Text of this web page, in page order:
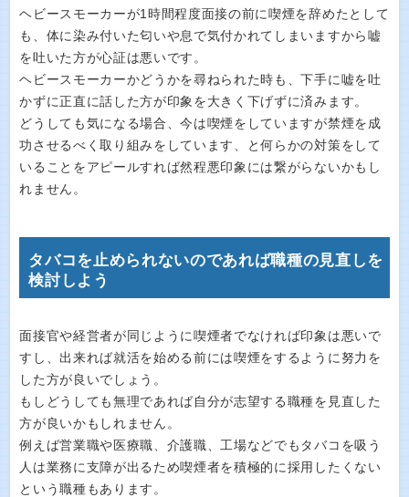
ヘビースモーカーが1時間程度面接の前に喫煙を辞めたとして
も、体に染み付いた匂いや息で気付かれてしまいますから嘘
を吐いた方が心証は悪いです。
ヘビースモーカーかどうかを尋ねられた時も、下手に嘘を吐
かずに正直に話した方が印象を大きく下げずに済みます。
どうしても気になる場合、今は喫煙をしていますが禁煙を成
功させるべく取り組みをしています、と何らかの対策をして
いることをアピールすれば然程悪印象には繋がらないかもし
れません。
タバコを止められないのであれば職種の見直しを
検討しよう
面接官や経営者が同じように喫煙者でなければ印象は悪いで
すし、出来れば就活を始める前には喫煙をするように努力を
した方が良いでしょう。
もしどうしても無理であれば自分が志望する職種を見直した
方が良いかもしれません。
例えば営業職や医療職、介護職、工場などでもタバコを吸う
人は業務に支障が出るため喫煙者を積極的に採用したくない
という職種もあります。